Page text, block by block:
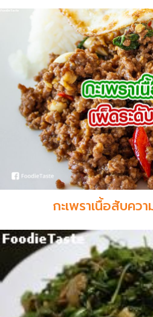
กะเพราเนื้อสับคว